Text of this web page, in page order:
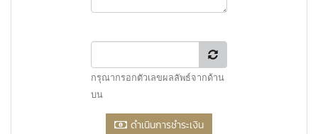
กรุณากรอกตัวเลขผลลัพธ์จากด้าน
บน
ดำเนินการชำระเงิน